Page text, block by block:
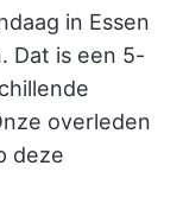
in Essen
Dat is een 5-
overleden
deze